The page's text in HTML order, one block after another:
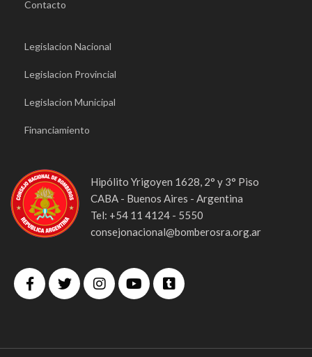
Contacto
Legislacion Nacional
Legislacion Provincial
Legislacion Municipal
Financiamiento
Hipólito Yrigoyen 1628, 2° y 3° Piso
CABA - Buenos Aires - Argentina
Tel: +54 11 4124 - 5550
consejonacional@bomberosra.org.ar